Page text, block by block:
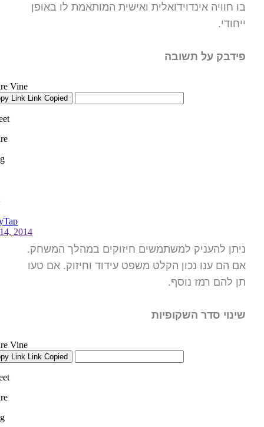
בו חוויה אינדוידואלית ואישית המותאמת לו באופן
ייחודי.
פידבק על תשובה
ניתן להעניק למשתמשים חיזוקים במהלך המשחק.
אם הם ענו נכון הקלט משפט עידוד וחיזוק. אם טעו
תן להם רמז נוסף.
שינוי סדר השקופיות